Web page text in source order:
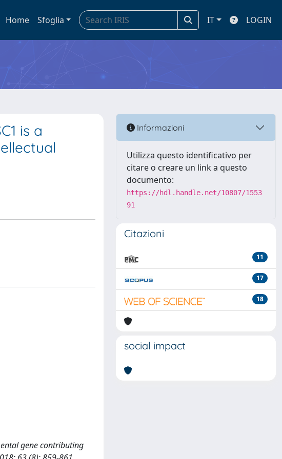
Home Sfoglia IT LOGIN
is a
gene contributing
Informazioni
Utilizza questo identificativo per
citare o creare un link a questo
documento:
https://hdl.handle.net/10807/1553
91
Citazioni
11
17
18
social impact